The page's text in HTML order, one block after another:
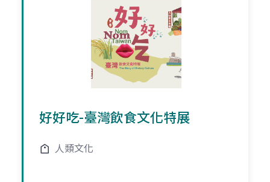
好好吃-臺灣飲食文化特展
人類文化